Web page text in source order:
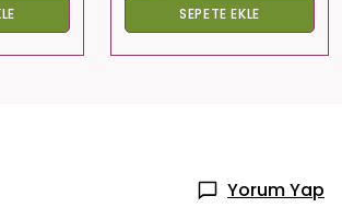
SEPETE EKLE
Yorum Yap